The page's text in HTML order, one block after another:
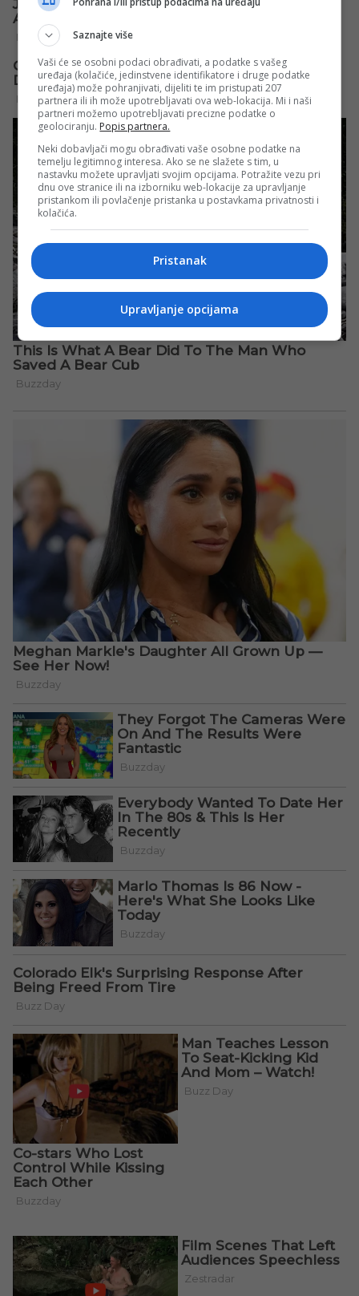
Saznajte više
Vaši će se osobni podaci obrađivati, a podatke s vašeg
uređaja (kolačiće, jedinstvene identifikatore i druge podatke
uređaja) može pohranjivati, dijeliti te im pristupati 207
partnera ili ih može upotrebljavati ova web-lokacija. Mi i naši
partneri možemo upotrebljavati precizne podatke o
geolociranju. Popis partnera.
Neki dobavljači mogu obrađivati vaše osobne podatke na
temelju legitimnog interesa. Ako se ne slažete s tim, u
nastavku možete upravljati svojim opcijama. Potražite vezu pri
dnu ove stranice ili na izborniku web-lokacije za upravljanje
pristankom ili povlačenje pristanka u postavkama privatnosti i
kolačića.
Pristanak
Upravljanje opcijama